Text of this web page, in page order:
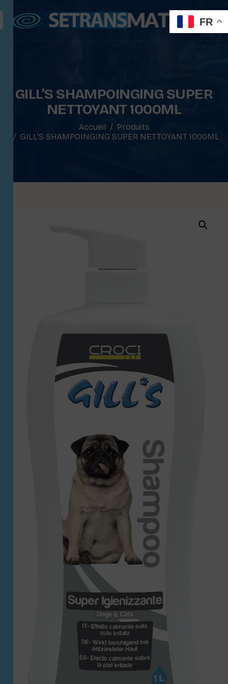
GILL’S SHAMPOINGING SUPER
NETTOYANT 1000ML
Accueil
Produits
GILL’S SHAMPOINGING SUPER NETTOYANT 1000ML
FR